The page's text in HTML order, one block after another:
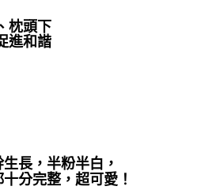
枕頭下
進和諧
長，半粉半白，
分完整，超可愛！